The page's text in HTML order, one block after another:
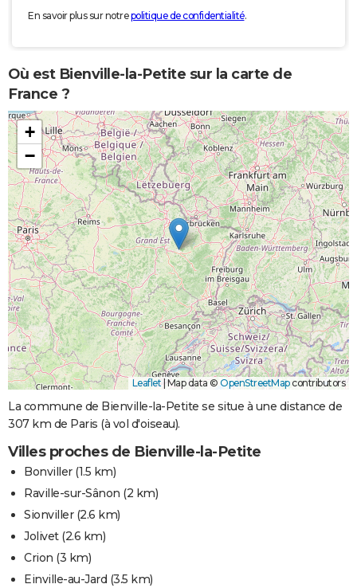
En savoir plus sur notrepolitique de confidentialité.
Où est Bienville-la-Petite sur la carte de
France ?
+
−
Leaflet Map data © OpenStreetMapcontributors
La commune de Bienville-la-Petite se situe à une distance de
307 km de Paris (à vol d'oiseau).
Villes proches de Bienville-la-Petite
Bonviller(1.5 km)
Raville-sur-Sânon (2 km)
Sionviller(2.6 km)
Jolivet(2.6 km)
Crion (3 km)
Einville-au-Jard (3.5 km)